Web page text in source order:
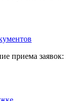
приема заявок: